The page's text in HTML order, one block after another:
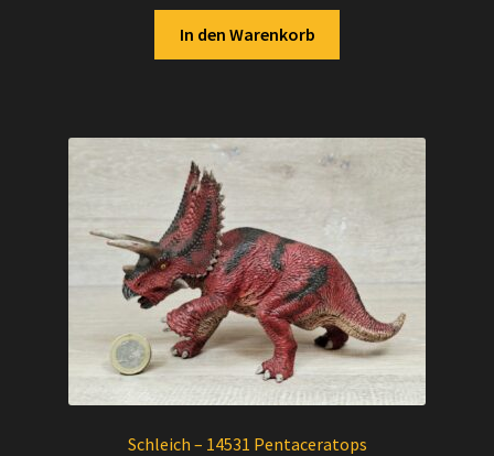
In den Warenkorb
Schleich – 14531 Pentaceratops